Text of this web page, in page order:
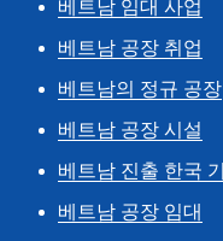
베트남 임대 사업
베트남 공장 취업
베트남의 정규 공장
베트남 공장 시설
베트남 진출 한국
베트남 공장 임대